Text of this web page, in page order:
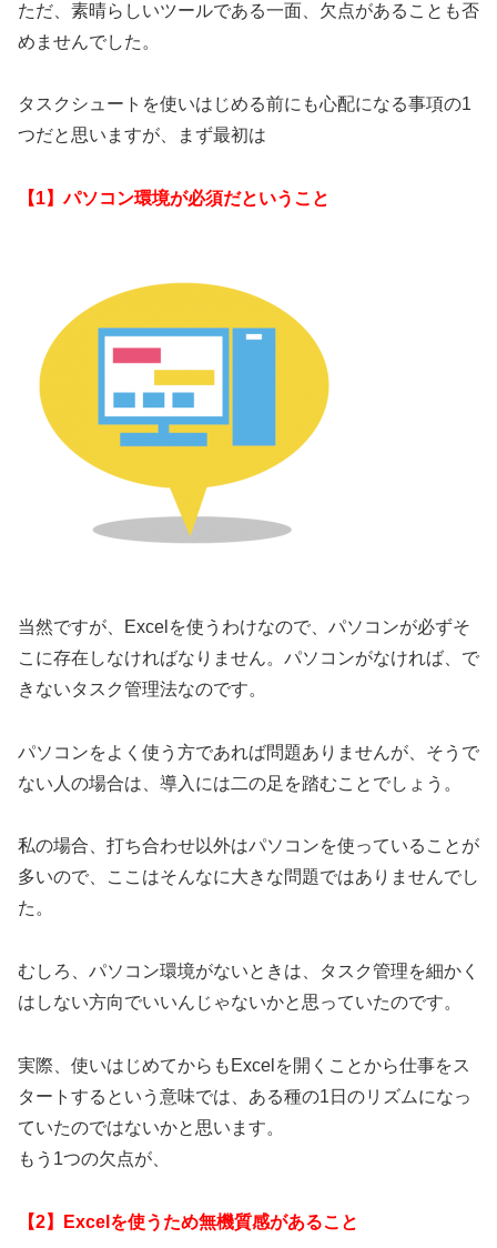
ただ、素晴らしいツールである一面、欠点があることも否
めませんでした。
タスクシュートを使いはじめる前にも心配になる事項の1
つだと思いますが、まず最初は
【1】パソコン環境が必須だということ
当然ですが、Excelを使うわけなので、パソコンが必ずそ
こに存在しなければなりません。パソコンがなければ、で
きないタスク管理法なのです。
パソコンをよく使う方であれば問題ありませんが、そうで
ない人の場合は、導入には二の足を踏むことでしょう。
私の場合、打ち合わせ以外はパソコンを使っていることが
多いので、ここはそんなに大きな問題ではありませんでし
た。
むしろ、パソコン環境がないときは、タスク管理を細かく
はしない方向でいいんじゃないかと思っていたのです。
実際、使いはじめてからもExcelを開くことから仕事をス
タートするという意味では、ある種の1日のリズムになっ
ていたのではないかと思います。
もう1つの欠点が、
【2】Excelを使うため無機質感があること